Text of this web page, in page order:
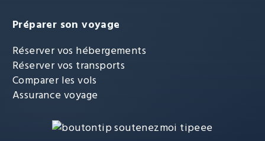
Préparer son voyage
Réserver vos hébergements
Réserver vos transports
Comparer les vols
Assurance voyage